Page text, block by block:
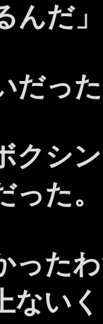
んだ」
だっ
シ
た。
た
ない